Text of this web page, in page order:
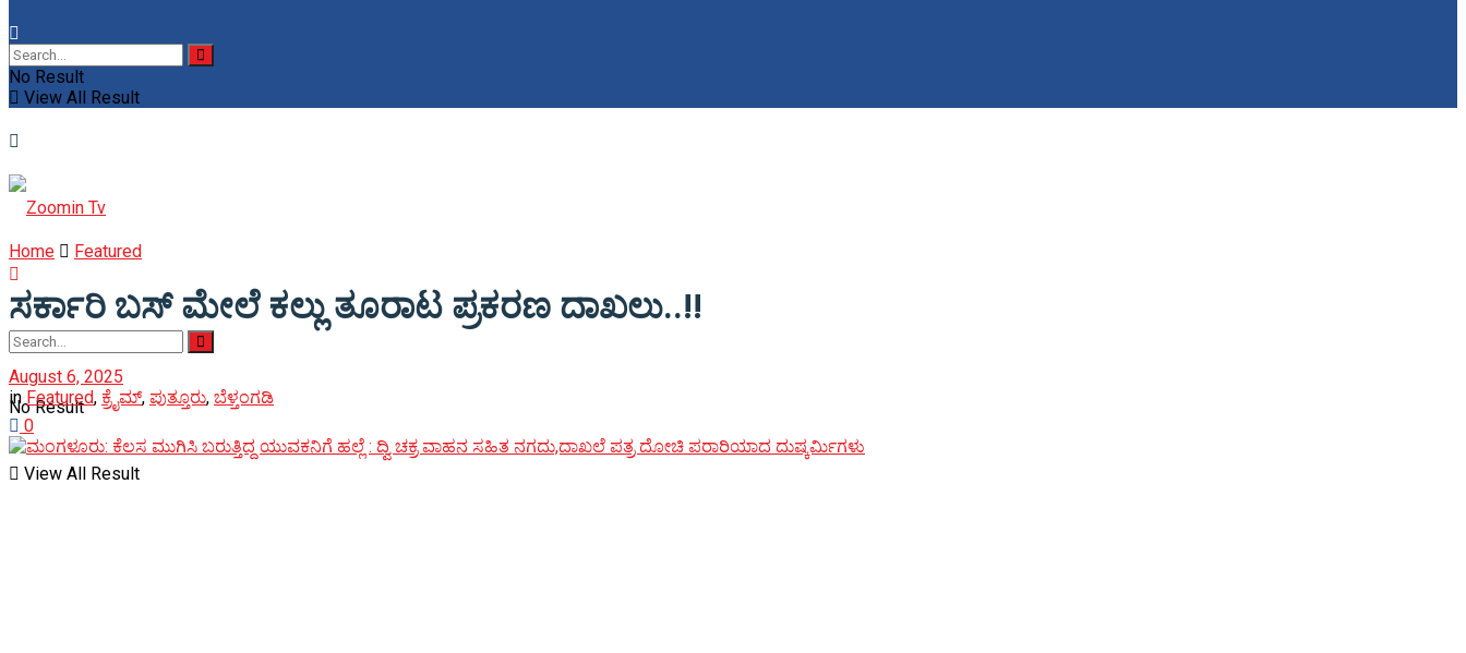
No Result
View All Result
No Result
View All Result
Home Featured
ಸರ್ಕಾರಿ ಬಸ್ ಮೇಲೆ ಕಲ್ಲು ತೂರಾಟ ಪ್ರಕರಣ ದಾಖಲು..!!
August 6, 2025
in Featured, ಕ್ರೈಮ್, ಪುತ್ತೂರು, ಬೆಳ್ತಂಗಡಿ
0